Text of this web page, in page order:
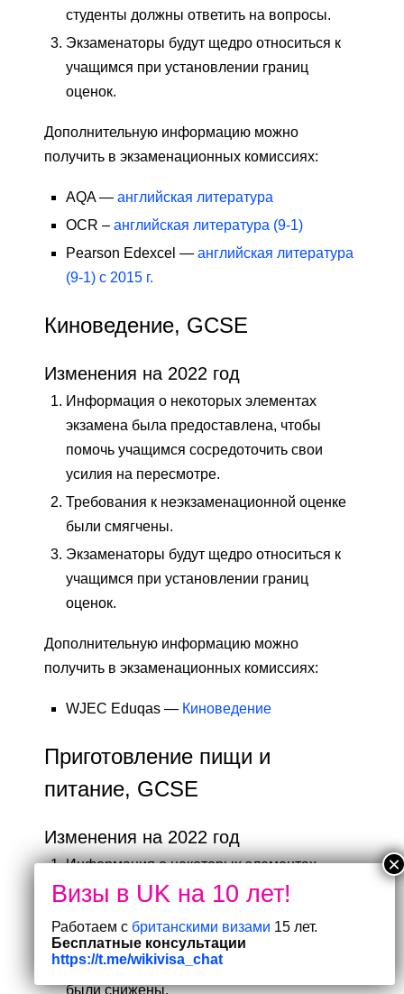
студенты должны ответить на вопросы.
Экзаменаторы будут щедро относиться к
учащимся при установлении границ
оценок.
Дополнительную информацию можно
получить в экзаменационных комиссиях:
AQA — английская литература
OCR – английская литература (9-1)
Pearson Edexcel — английская литература
(9-1) с 2015 г.
Киноведение, GCSE
Изменения на 2022 год
Информация о некоторых элементах
экзамена была предоставлена, чтобы
помочь учащимся сосредоточить свои
усилия на пересмотре.
Требования к неэкзаменационной оценке
были смягчены.
Экзаменаторы будут щедро относиться к
учащимся при установлении границ
оценок.
Дополнительную информацию можно
получить в экзаменационных комиссиях:
WJEC Eduqas — Киноведение
Приготовление пищи и
питание, GCSE
Изменения на 2022 год
Информация о некоторых элементах
экзамена была предоставлена, чтобы
усилия на пересмотре.
Требования к неэкзаменационной оценке
были снижены.
Работаем с британскими визами 15 лет.
Бесплатные консультации
https://t.me/wikivisa_chat